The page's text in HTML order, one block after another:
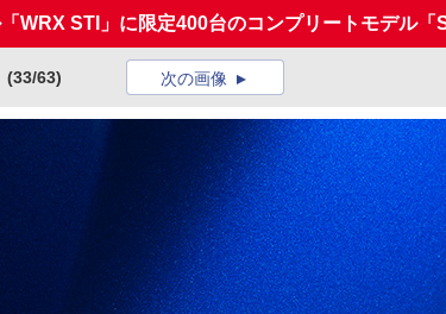
WRX STI」に限定400台のコンプリートモデル
(33/63) 次の画像